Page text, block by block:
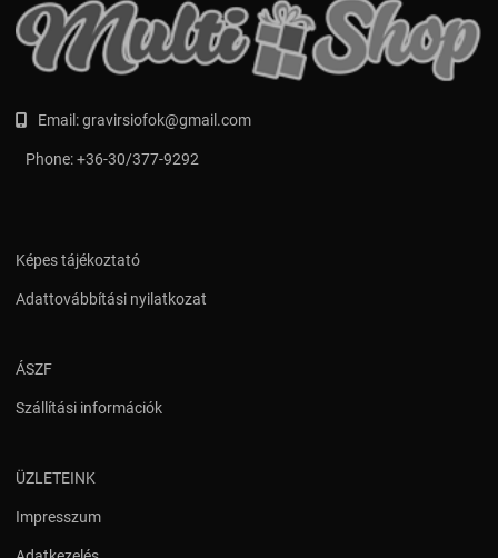
Email:gravirsiofok@gmail.com
Phone:+36-30/377-9292
Képes tájékoztató
Adattovábbítási nyilatkozat
ÁSZF
Szállítási információk
ÜZLETEINK
Impresszum